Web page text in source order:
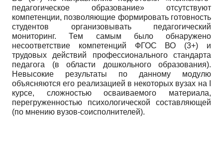
педагогическое образование» отсутствуют
компетенции, позволяющие формировать готовность
студентов организовывать педагогический
мониторинг. Тем самым было обнаружено
несоответствие компетен­ций ФГОС ВО (3+) и
трудовых действий профессионального стандарта
педагога (в области дошкольного образования).
Невысокие результаты по данному модулю
объясняются его реализацией в некоторых вузах на
курсе, сложностью осваиваемого материала,
перегруженностью психологической составляющей
(по мнению вузов-соисполнителей).